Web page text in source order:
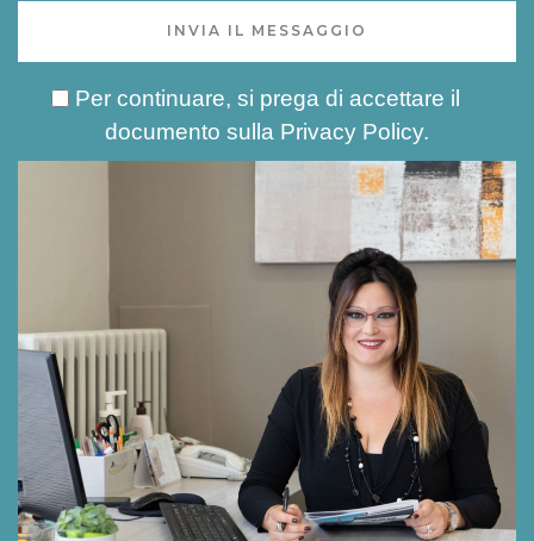
INVIA IL MESSAGGIO
Per continuare, si prega di accettare il
documento sulla Privacy Policy.